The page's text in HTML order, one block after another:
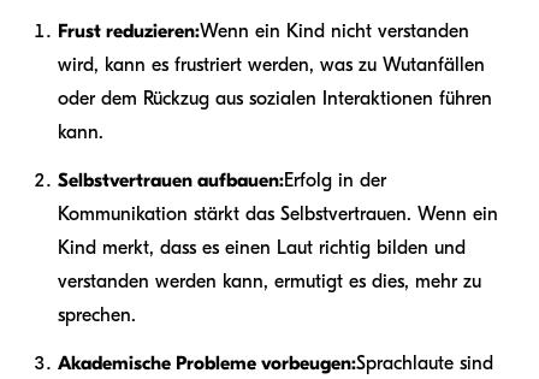
Frust reduzieren:Wenn ein Kind nicht verstanden
wird, kann es frustriert werden, was zu Wutanfällen
oder dem Rückzug aus sozialen Interaktionen führen
kann.
Selbstvertrauen aufbauen:Erfolg in der
Kommunikation stärkt das Selbstvertrauen. Wenn ein
Kind merkt, dass es einen Laut richtig bilden und
verstanden werden kann, ermutigt es dies, mehr zu
sprechen.
Akademische Probleme vorbeugen:Sprachlaute sind